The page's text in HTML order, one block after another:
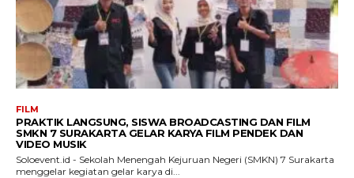
FILM
PRAKTIK LANGSUNG, SISWA BROADCASTING DAN FILM
SMKN 7 SURAKARTA GELAR KARYA FILM PENDEK DAN
VIDEO MUSIK
Soloevent.id - Sekolah Menengah Kejuruan Negeri (SMKN) 7 Surakarta
menggelar kegiatan gelar karya di...